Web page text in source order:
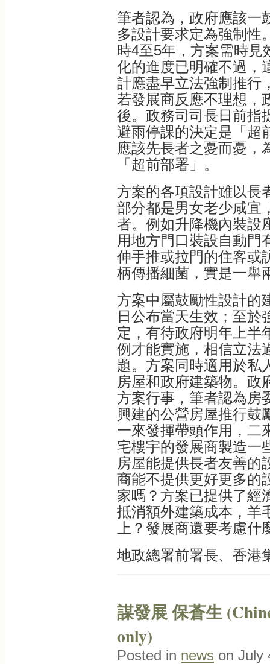
筆者認為，政府應該一
多設計要求定為強制性
時4至5年，方案需時見
化的進度已明確不過，
計應盡早立法強制推行
若發展商反應不理想，
後。政務司司長日前指
避雨停課的決定是「超
應該先長者之憂而憂，
「超前部署」。
方案的各項設計雖以長
部分都是男女老少咸宜
者。例如升降機內裝設
用地方門口裝設自動門
伸手推或拉門的住客或
柄傳播細菌，實是一舉
方案中屬鼓勵性設計的
日公布當天生效；至於
定，有待政府明年上半
例才能實施，相信立法
題。方案同時適用於私
房屋和政府建築物。政
方案行事，筆者認為房
興建的公營房屋推行鼓
一來發揮帶頭作用，二
宅樓宇的發展商製造一
房屋能提供長者友善的
商能不提供更好更多的
家嗎？方案已提供了經
抵消額外建築成本，羊
上？發展商還要考慮什
地政總署前署長、香港
謀發展 保蒼生
only)
Posted in news on July